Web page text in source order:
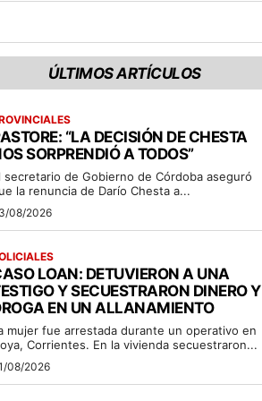
ÚLTIMOS ARTÍCULOS
“LA DECISIÓN DE CHESTA
SORPRENDIÓ A TODOS”
secretario de Gobierno de Córdoba aseguró
la renuncia de Darío Chesta a...
08/2026
LOAN: DETUVIERON A UNA
Y SECUESTRARON DINERO Y
EN UN ALLANAMIENTO
mujer fue arrestada durante un operativo en
Corrientes. En la vivienda secuestraron...
08/2026